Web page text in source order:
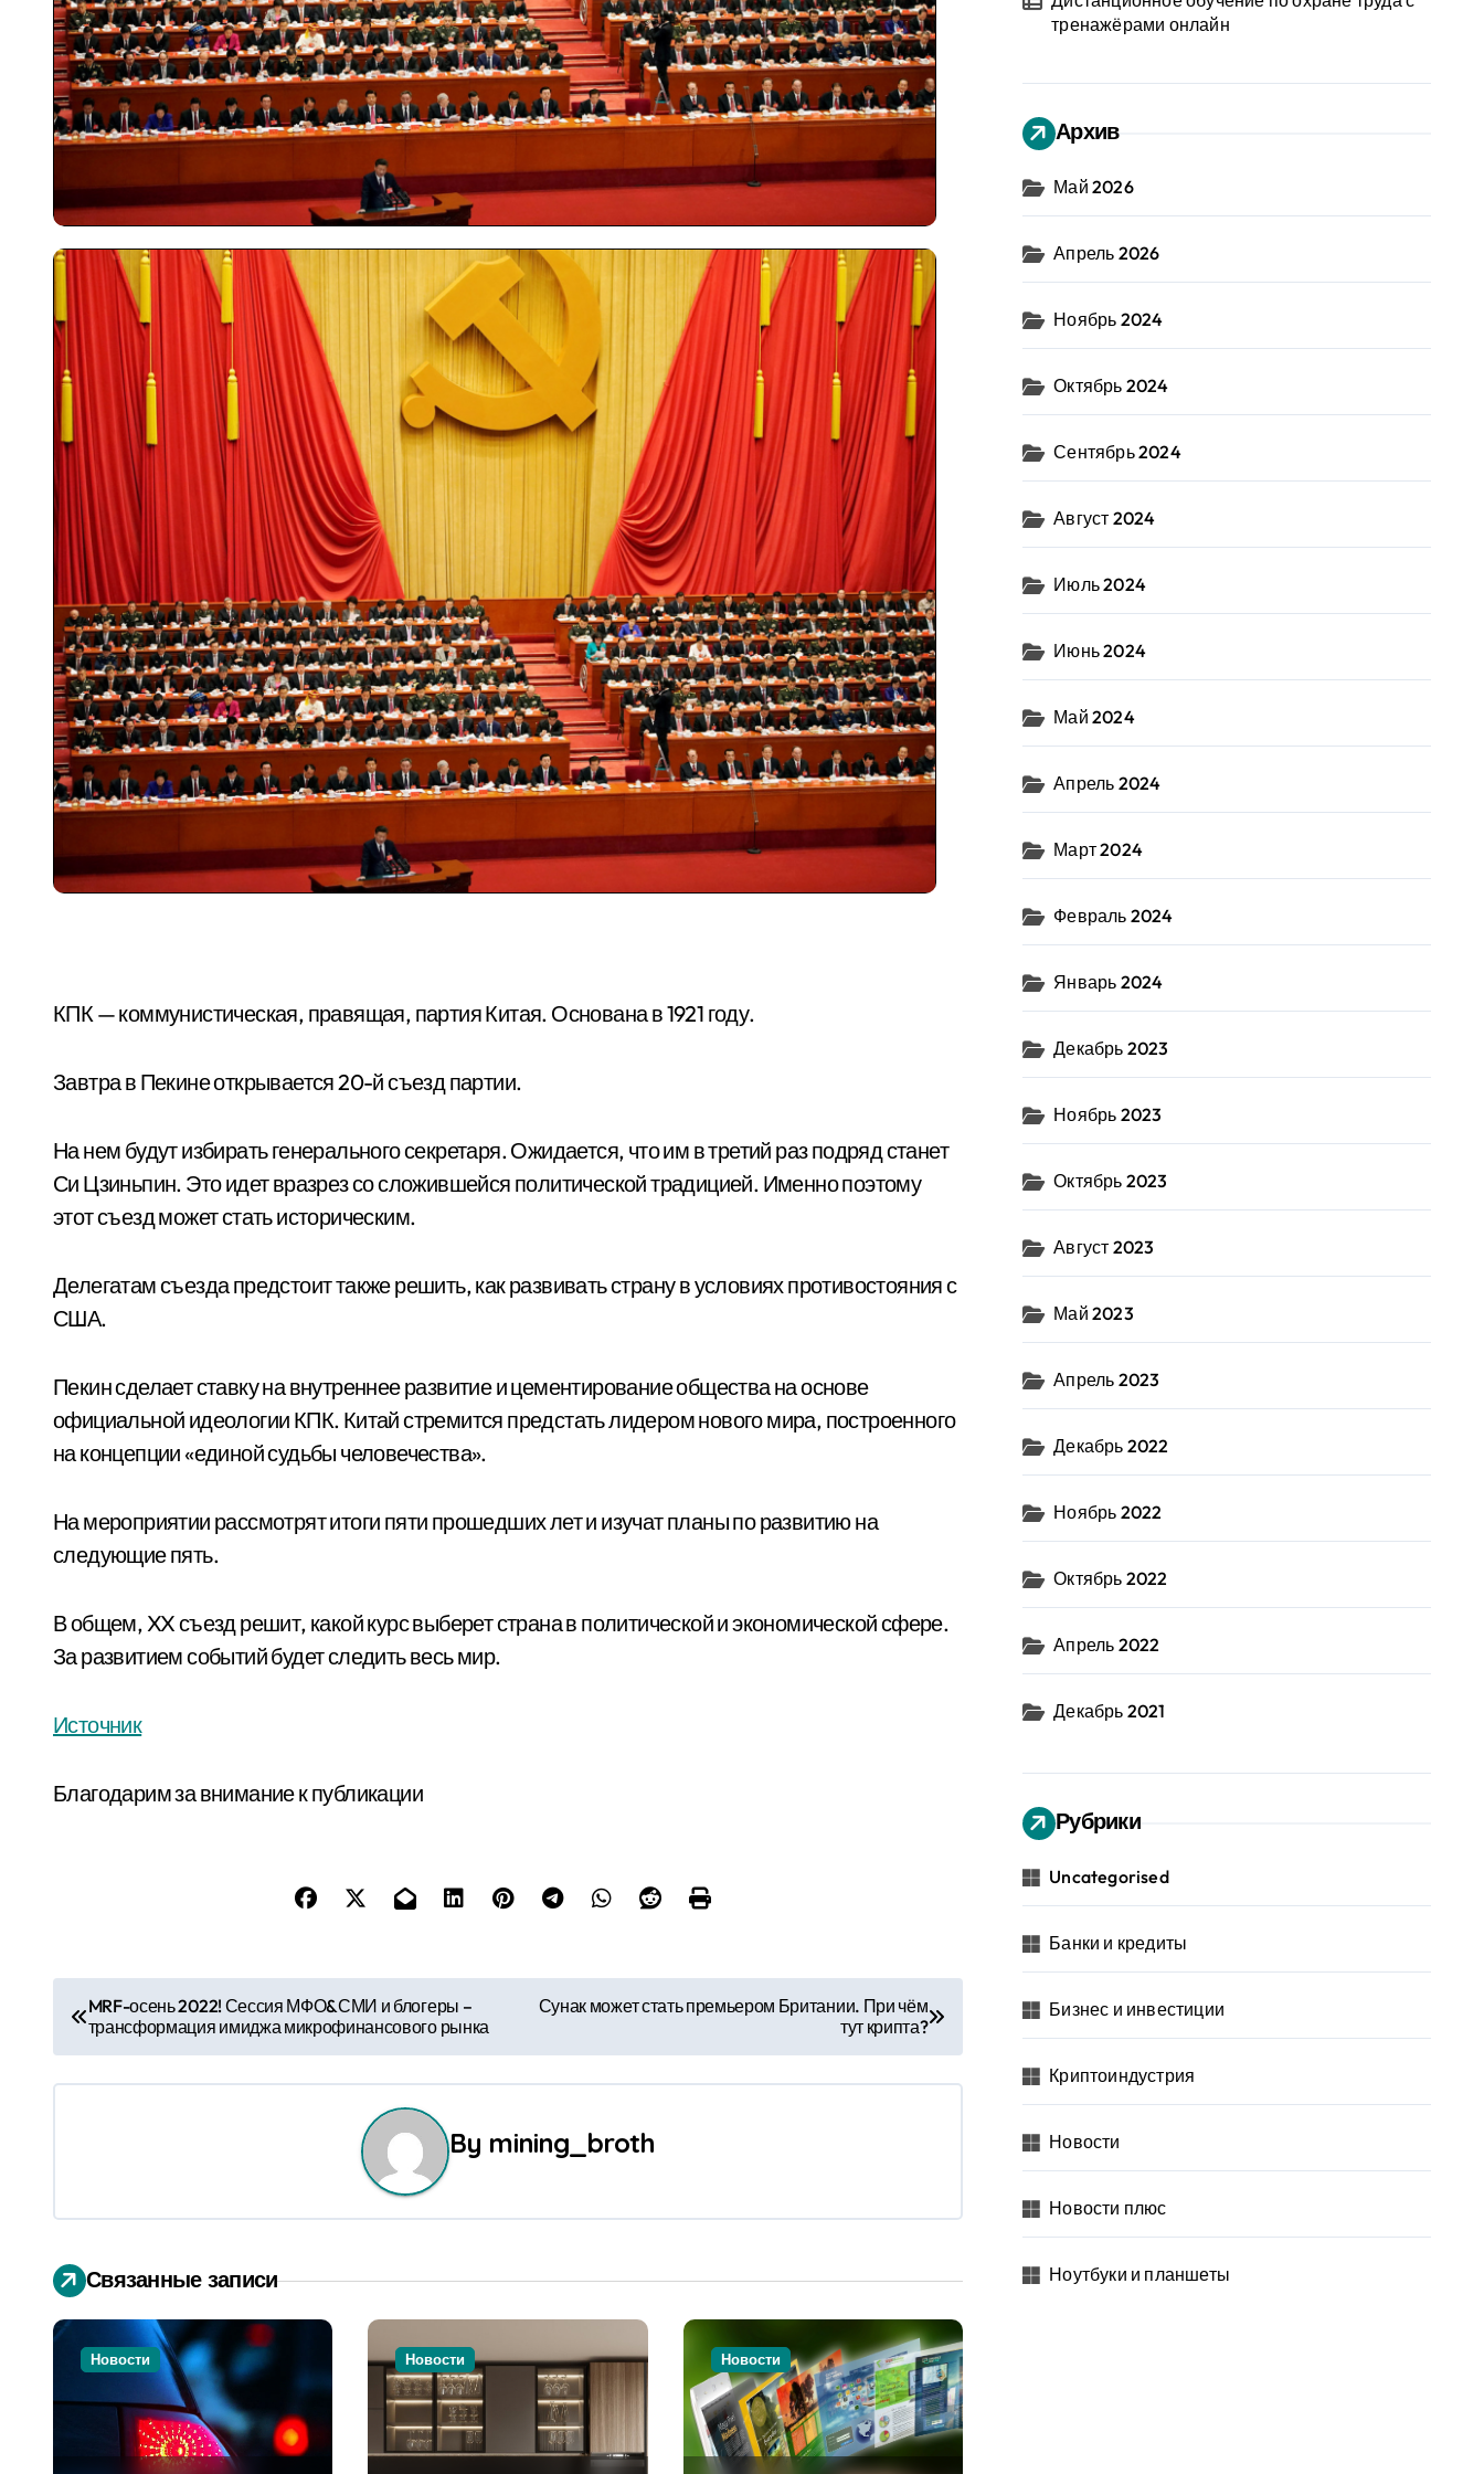
КПК — коммунистическая, правящая, партия Китая. Основана в 1921 году.
Завтра в Пекине открывается 20-й съезд партии.
На нем будут избирать генерального секретаря. Ожидается, что им в третий раз подряд станет
Си Цзиньпин. Это идет вразрез со сложившейся политической традицией. Именно поэтому
этот съезд может стать историческим.
Делегатам съезда предстоит также решить, как развивать страну в условиях противостояния с
США.
Пекин сделает ставку на внутреннее развитие и цементирование общества на основе
официальной идеологии КПК. Китай стремится предстать лидером нового мира, построенного
на концепции «единой судьбы человечества».
На мероприятии рассмотрят итоги пяти прошедших лет и изучат планы по развитию на
следующие пять.
В общем, XX съезд решит, какой курс выберет страна в политической и экономической сфере.
За развитием событий будет следить весь мир.
Источник
Благодарим за внимание к публикации
а
в
а
ц
и
п
MRF-осень 2022! Сессия МФО&СМИ и блогеры –
трансформация имиджа микрофинансового рынка
Сунак может стать премьером Британии. При чём
тут крипта?
By mining_broth
Связанные записи
Новости Новости Новости
тренажёрами онлайн
Архив
Май 2026
Апрель 2026
Ноябрь 2024
Октябрь 2024
Сентябрь 2024
Август 2024
Июль 2024
Июнь 2024
Май 2024
Апрель 2024
Март 2024
Февраль 2024
Январь 2024
Декабрь 2023
Ноябрь 2023
Октябрь 2023
Август 2023
Май 2023
Апрель 2023
Декабрь 2022
Ноябрь 2022
Октябрь 2022
Апрель 2022
Декабрь 2021
Рубрики
Uncategorised
Банки и кредиты
Бизнес и инвестиции
Криптоиндустрия
Новости
Новости плюс
Ноутбуки и планшеты